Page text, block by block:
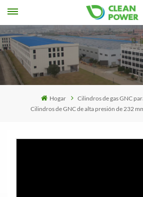
Hogar
Cilindros de gas GNC
Cilindros de GNC de alta presión de 232